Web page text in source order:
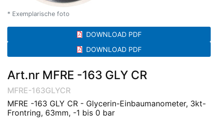
* Exemplarische foto
DOWNLOAD PDF
DOWNLOAD PDF
Art.nr MFRE -163 GLY CR
MFRE-163GLYCR
MFRE -163 GLY CR - Glycerin-Einbaumanometer, 3kt-
Frontring, 63mm, -1 bis 0 bar